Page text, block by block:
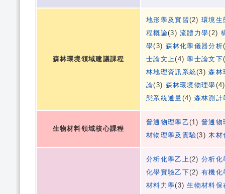
森林環境領域建議課程
地形學及實習(2)環境生
程概論(3)流體力學(2)
學(3) 森林化學儀器分析
士論文上(4)學士論文下
林地理資訊系統(3)森林
論(3) 森林環境物理學
態系統通量(4) 森林測計
生物材料領域核心課程
普通物理學乙(1)普通物
材物理學及實驗(3)木材
分析化學乙上(2)分析化
化學實驗乙下(2)有機化
材料力學(3)生物材料保